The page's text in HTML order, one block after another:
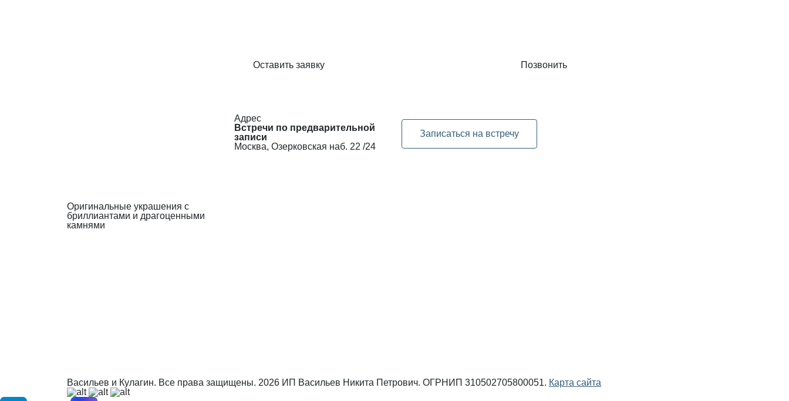
Оставить заявку Позвонить
Оригинальные украшения с
бриллиантами и драгоценными
камнями
Адрес
Встречи по предварительной
записи
Москва, Озерковская наб. 22 /24
Записаться на встречу
Васильев и Кулагин. Все права защищены. 2026 ИП Васильев Никита Петрович. ОГРНИП 310502705800051. Карта сайта